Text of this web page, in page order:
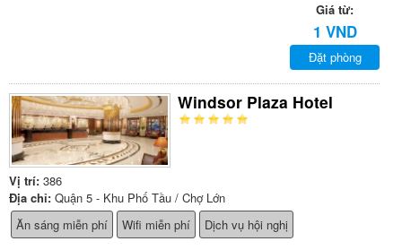
Giá từ:
1 VND
Đặt phòng
Windsor Plaza Hotel
Vị trí: 386
Địa chỉ: Quận 5 - Khu Phố Tầu / Chợ Lớn
Ăn sáng miễn phí
Wifi miễn phí Dịch vụ hội nghị